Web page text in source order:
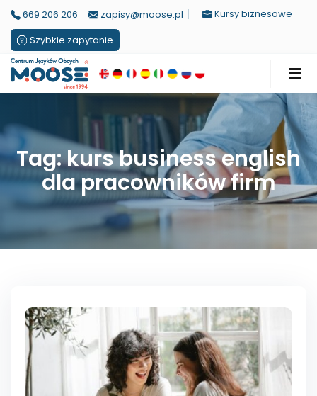
669 206 206 zapisy@moose.pl
Kursy biznesowe
Szybkie zapytanie
Tag: kurs business english
dla pracowników firm